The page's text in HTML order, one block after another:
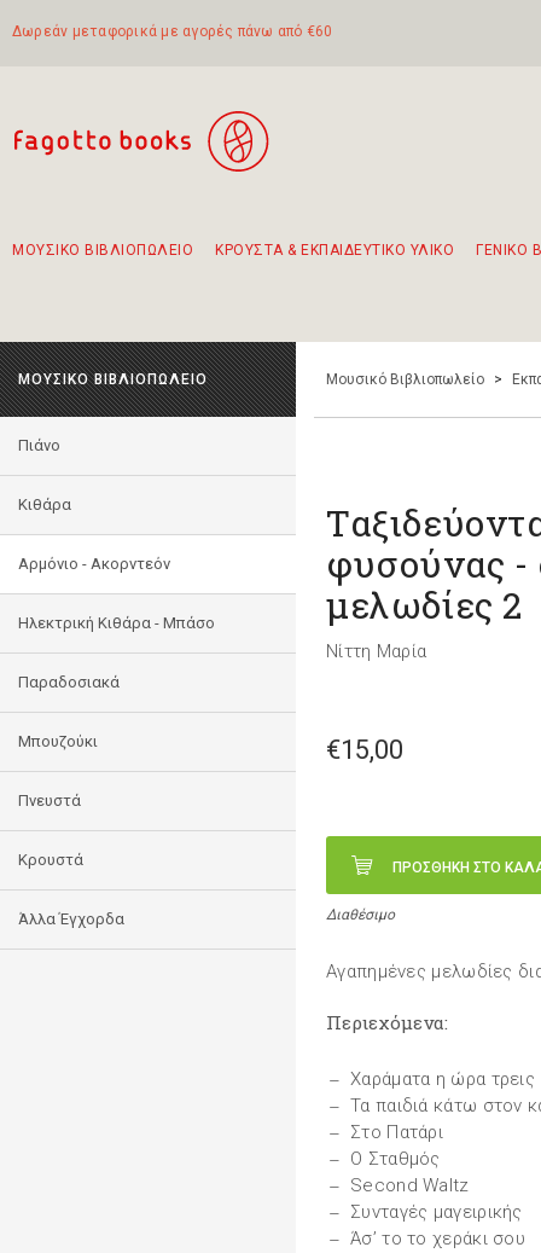
Δωρεάν μεταφορικά με αγορές πάνω από €60
ΜΟΥΣΙΚΟ ΒΙΒΛΙΟΠΩΛΕΙΟ ΚΡΟΥΣΤΑ & ΕΚΠΑΙΔΕΥΤΙΚΟ ΥΛΙΚΟ ΓΕΝΙΚΟ
ΜΟΥΣΙΚΟ ΒΙΒΛΙΟΠΩΛΕΙΟ
Πιάνο
Κιθάρα
Αρμόνιο - Ακορντεόν
Ηλεκτρική Κιθάρα - Μπάσο
Παραδοσιακά
Μπουζούκι
Πνευστά
Κρουστά
Άλλα Έγχορδα
Μουσικό Βιβλιοπωλείο >
φυσούνας -
μελωδίες 2
Νίττη Μαρία
€15,00
ΠΡΟΣΘΗΚΗ ΣΤΟ
Διαθέσιμο
Αγαπημένες μελωδίες
Περιεχόμενα:
Χαράματα η ώρα τρεις
Τα παιδιά κάτω στον
Στο Πατάρι
Ο Σταθμός
Second Waltz
Συνταγές μαγειρικής
Άσ’ το το χεράκι σου